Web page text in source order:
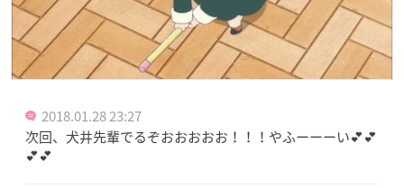
2018.01.28 23:27
次回、犬井先輩でるぞおおおおお！！！やふーーーい💕💕
💕💕